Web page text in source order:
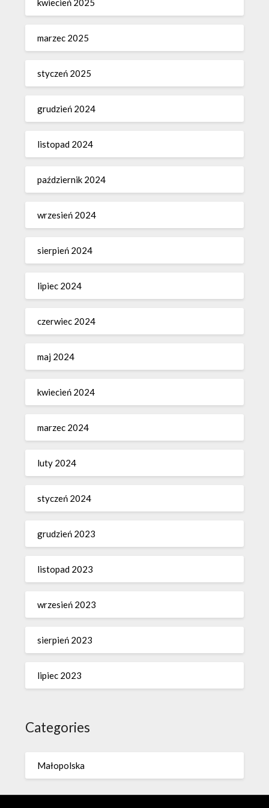
marzec 2025
styczeń 2025
grudzień 2024
listopad 2024
październik 2024
wrzesień 2024
sierpień 2024
lipiec 2024
czerwiec 2024
maj 2024
kwiecień 2024
marzec 2024
luty 2024
styczeń 2024
grudzień 2023
listopad 2023
wrzesień 2023
sierpień 2023
lipiec 2023
Categories
Małopolska